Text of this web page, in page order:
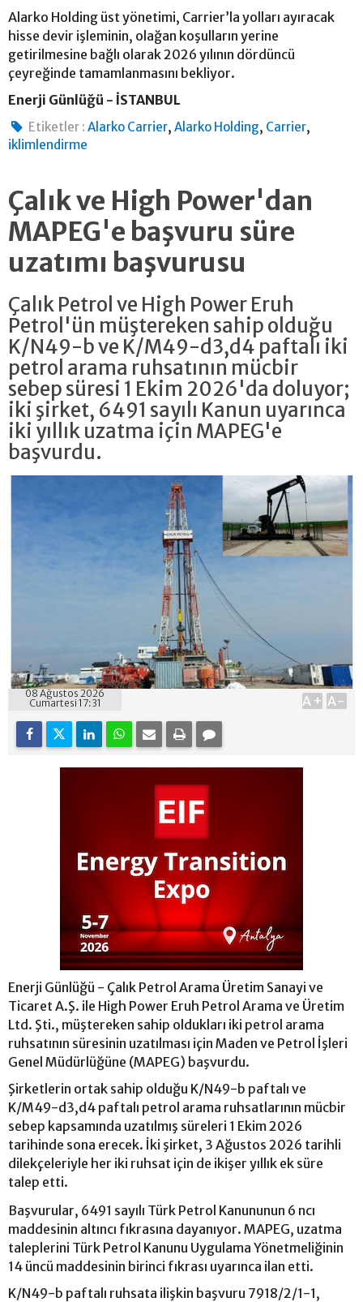
Alarko Holding üst yönetimi, Carrier’la yolları ayıracak
hisse devir işleminin, olağan koşulların yerine
getirilmesine bağlı olarak 2026 yılının dördüncü
çeyreğinde tamamlanmasını bekliyor.
Enerji Günlüğü - İSTANBUL
Etiketler : Alarko Carrier,Alarko Holding, Carrier,
iklimlendirme
Çalık ve High Power'dan
MAPEG'e başvuru süre
uzatımı başvurusu
Çalık Petrol ve High Power Eruh
Petrol'ün müştereken sahip olduğu
K/N49-b ve K/M49-d3,d4 paftalı iki
petrol arama ruhsatının mücbir
sebep süresi 1 Ekim 2026'da doluyor;
iki şirket, 6491 sayılı Kanun uyarınca
iki yıllık uzatma için MAPEG'e
başvurdu.
08 Ağustos 2026
Cumartesi 17:31
A+ A-
Enerji Günlüğü - Çalık Petrol Arama Üretim Sanayi ve
Ticaret A.Ş. ile High Power Eruh Petrol Arama ve Üretim
Ltd. Şti., müştereken sahip oldukları iki petrol arama
ruhsatının süresinin uzatılması için Maden ve Petrol İşleri
Genel Müdürlüğüne (MAPEG) başvurdu.
Şirketlerin ortak sahip olduğu K/N49-b paftalı ve
K/M49-d3,d4 paftalı petrol arama ruhsatlarının mücbir
sebep kapsamında uzatılmış süreleri 1 Ekim 2026
tarihinde sona erecek. İki şirket, 3 Ağustos 2026 tarihli
dilekçeleriyle her iki ruhsat için de ikişer yıllık ek süre
talep etti.
Başvurular, 6491 sayılı Türk Petrol Kanununun 6 ncı
maddesinin altıncı fıkrasına dayanıyor. MAPEG, uzatma
taleplerini Türk Petrol Kanunu Uygulama Yönetmeliğinin
14 üncü maddesinin birinci fıkrası uyarınca ilan etti.
K/N49-b paftalı ruhsata ilişkin başvuru 7918/2/1-1,